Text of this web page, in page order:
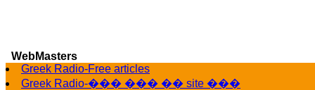
WebMasters
Greek Radio-Free articles
Greek Radio-��� ��� �� site ���